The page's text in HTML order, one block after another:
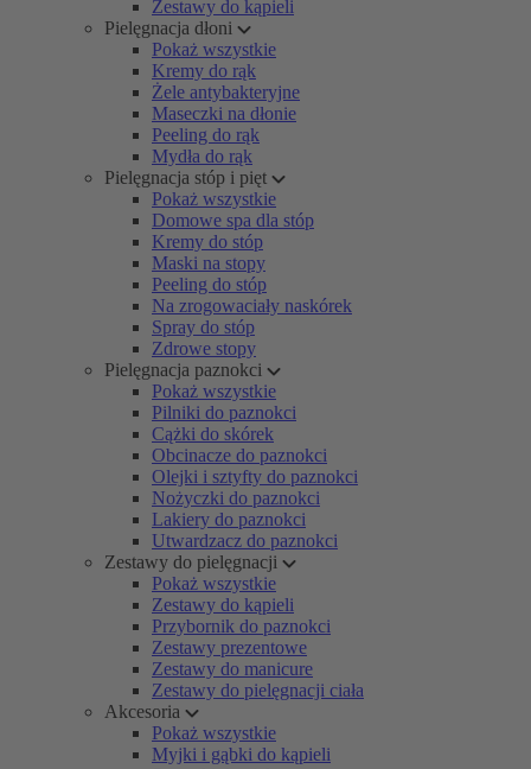
Zestawy do kąpieli
Pielęgnacja dłoni
Pokaż wszystkie
Kremy do rąk
Żele antybakteryjne
Maseczki na dłonie
Peeling do rąk
Mydła do rąk
Pielęgnacja stóp i pięt
Pokaż wszystkie
Domowe spa dla stóp
Kremy do stóp
Maski na stopy
Peeling do stóp
Na zrogowaciały naskórek
Spray do stóp
Zdrowe stopy
Pielęgnacja paznokci
Pokaż wszystkie
Pilniki do paznokci
Cążki do skórek
Obcinacze do paznokci
Olejki i sztyfty do paznokci
Nożyczki do paznokci
Lakiery do paznokci
Utwardzacz do paznokci
Zestawy do pielęgnacji
Pokaż wszystkie
Zestawy do kąpieli
Przybornik do paznokci
Zestawy prezentowe
Zestawy do manicure
Zestawy do pielęgnacji ciała
Akcesoria
Pokaż wszystkie
Myjki i gąbki do kąpieli